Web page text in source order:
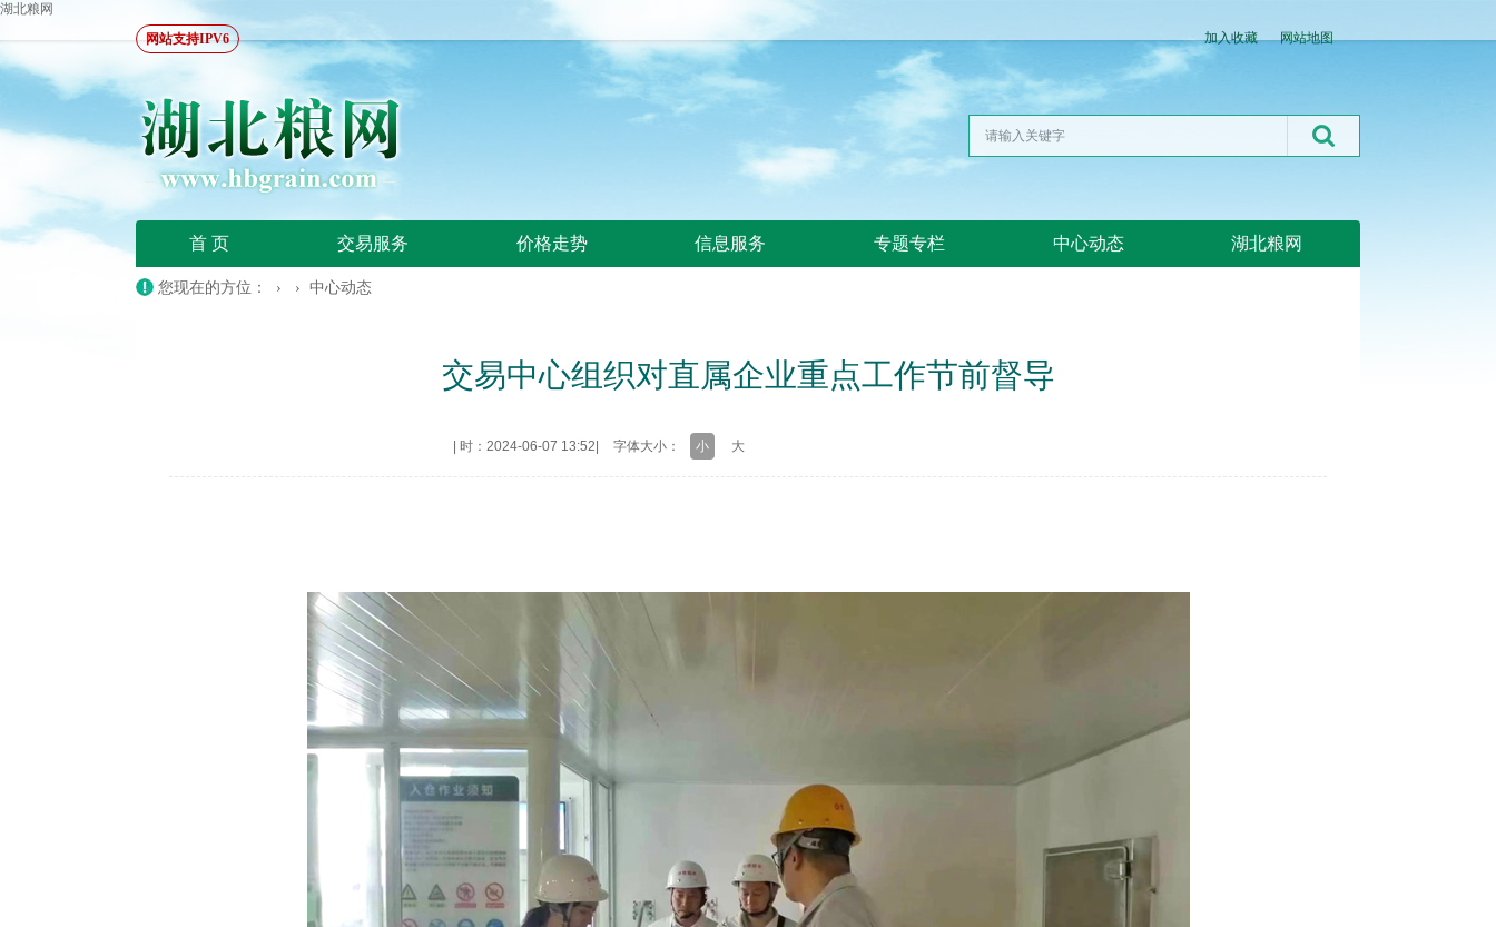
湖北粮网
网站支持IPV6
加入收藏 网站地图
首 页 交易服务 价格走势 信息服务 专题专栏 中心动态 湖北粮网
您现在的方位： › › 中心动态
交易中心组织对直属企业重点工作节前督导
时：2024-06-07 13:52 字体大小： 小 大